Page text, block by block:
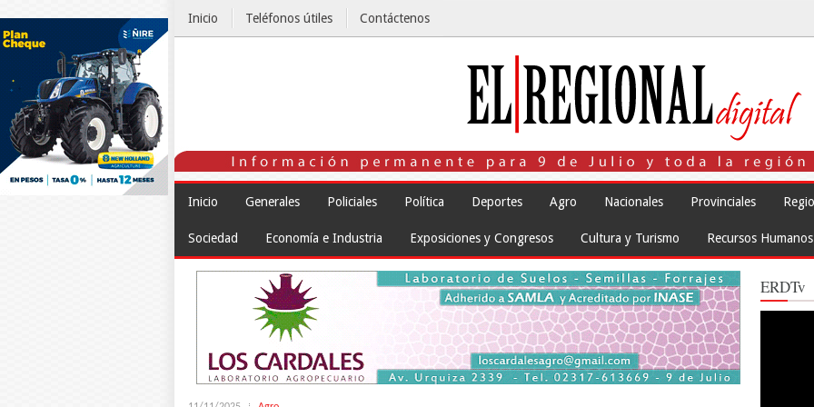
Inicio Teléfonos útiles Contáctenos
Inicio Generales Policiales Política Deportes Agro Nacionales Provinciales
Sociedad Economía e Industria Exposiciones y Congresos Cultura y Turismo Recursos Humanos
ERDTv